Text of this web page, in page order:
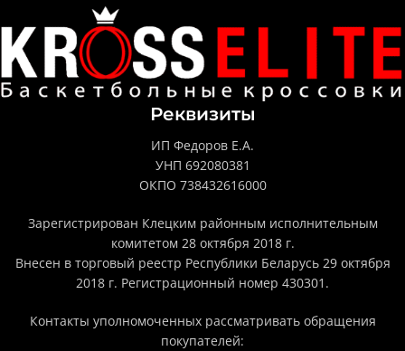
Реквизиты
ИП Федоров Е.А.
УНП 692080381
ОКПО 738432616000
Зарегистрирован Клецким районным исполнительным
комитетом 28 октября 2018 г.
Внесен в торговый реестр Республики Беларусь 29 октября
2018 г. Регистрационный номер 430301.
Контакты уполномоченных рассматривать обращения
покупателей: